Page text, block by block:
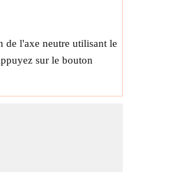
de l'axe neutre utilisant le
sur le bouton